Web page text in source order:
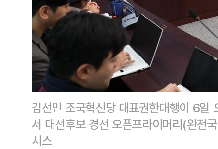
김선민 조국혁신당 대표권한대행이 6일
서 대선후보 경선 오픈프라이머리(완전
시스